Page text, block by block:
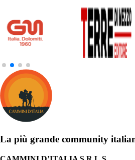
La più grande community